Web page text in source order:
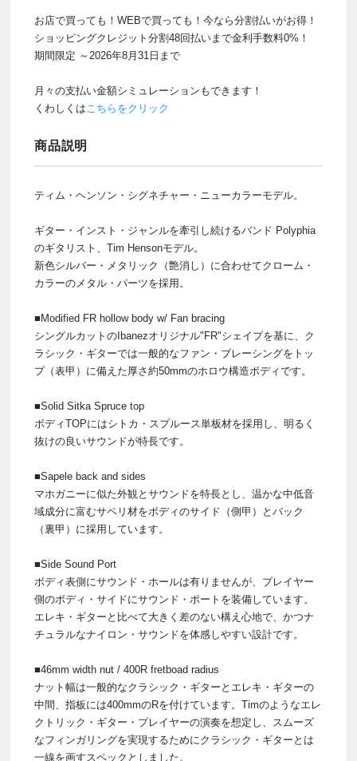
お店で買っても！WEBで買っても！今なら分割払いがお得！
ショッピングクレジット分割48回払いまで金利手数料0%！
期間限定 ～2026年8月31日まで
月々の支払い金額シミュレーションもできます！
くわしくはこちらをクリック
商品説明
ティム・ヘンソン・シグネチャー・ニューカラーモデル。
ギター・インスト・ジャンルを牽引し続けるバンド Polyphia
のギタリスト、Tim Hensonモデル。
新色シルバー・メタリック（艶消し）に合わせてクローム・
カラーのメタル・パーツを採用。
■Modified FR hollow body w/ Fan bracing
シングルカットのIbanezオリジナル"FR"シェイプを基に、ク
ラシック・ギターでは一般的なファン・ブレーシングをトッ
プ（表甲）に備えた厚さ約50mmのホロウ構造ボディです。
■Solid Sitka Spruce top
ボディTOPにはシトカ・スプルース単板材を採用し、明るく
抜けの良いサウンドが特長です。
■Sapele back and sides
マホガニーに似た外観とサウンドを特長とし、温かな中低音
域成分に富むサペリ材をボディのサイド（側甲）とバック
（裏甲）に採用しています。
■Side Sound Port
ボディ表側にサウンド・ホールは有りませんが、プレイヤー
側のボディ・サイドにサウンド・ポートを装備しています。
エレキ・ギターと比べて大きく差のない構え心地で、かつナ
チュラルなナイロン・サウンドを体感しやすい設計です。
■46mm width nut / 400R fretboad radius
ナット幅は一般的なクラシック・ギターとエレキ・ギターの
中間、指板には400mmのRを付けています。Timのようなエレ
クトリック・ギター・プレイヤーの演奏を想定し、スムーズ
なフィンガリングを実現するためにクラシック・ギターとは
一線を画すスペックとしました。